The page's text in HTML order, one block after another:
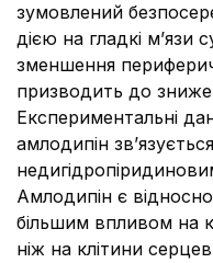
зумовлений
дією на гладкі
зменшення
призводить до
Експериментальні
амлодипін
Амлодипін є
більшим впливом на
ніж на клітини